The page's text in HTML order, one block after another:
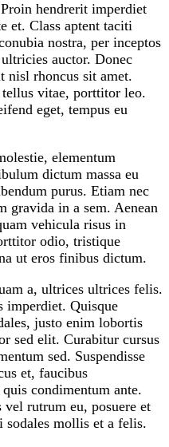
hendrerit imperdiet
et. Class aptent taciti
nostra, per inceptos
auctor. Donec
nisl rhoncus sit amet.
vitae, porttitor leo.
eget, tempus eu
elementum
dictum massa eu
purus. Etiam nec
gravida in a sem. Aenean
vehicula risus in
odio, tristique
ut eros finibus dictum.
a, ultrices ultrices felis.
imperdiet. Quisque
justo enim lobortis
sed elit. Curabitur cursus
sed. Suspendisse
et, faucibus
condimentum ante.
rutrum eu, posuere et
mollis et a felis.